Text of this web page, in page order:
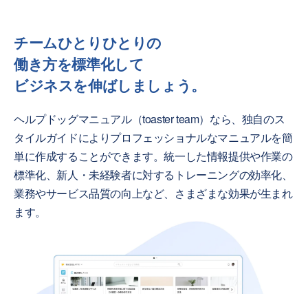
チームひとりひとりの
働き方を標準化して
ビジネスを伸ばしましょう。
ヘルプドッグマニュアル（toaster team）なら、独自のス
タイルガイドによりプロフェッショナルなマニュアルを簡
単に作成することができます。統一した情報提供や作業の
標準化、新人・未経験者に対するトレーニングの効率化、
業務やサービス品質の向上など、さまざまな効果が生まれ
ます。